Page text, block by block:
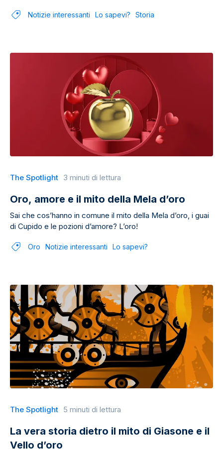
Notizie interessanti Lo sapevi? Storia
The Spotlight 3 minuti di lettura
Oro, amore e il mito della Mela d’oro
Sai che cos’hanno in comune il mito della Mela d’oro, i guai
di Cupido e le pozioni d’amore? L’oro!
Oro Notizie interessanti Lo sapevi?
The Spotlight 5 minuti di lettura
La vera storia dietro il mito di Giasone e il
Vello d’oro